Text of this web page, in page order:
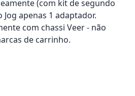
(com kit de segundo
apenas 1 adaptador.
com chassi Veer - não
de carrinho.